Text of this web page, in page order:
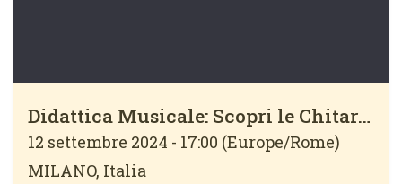
Didattica Musicale: Scopri le Chitarre Salvador Cortez
12 settembre 2024 - 17:00 (Europe/Rome)
MILANO, Italia